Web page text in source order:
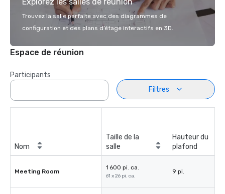
Trouvez la salle parfaite avec des diagrammes de
configuration et des plans d’étage interactifs en 3D.
Espace de réunion
Participants
Filtres
Nom
Taille de la
salle
Hauteur du
plafond
Meeting Room
1 600 pi. ca.
61 x 26 pi. ca.
9 pi.